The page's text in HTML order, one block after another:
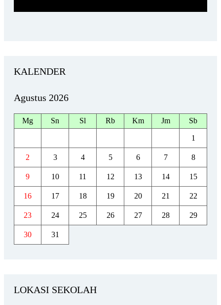
KALENDER
Agustus 2026
Mg Sn Sl Rb Km Jm Sb
1
2 3 4 5 6 7 8
9 10 11 12 13 14 15
16 17 18 19 20 21 22
23 24 25 26 27 28 29
30 31
LOKASI SEKOLAH